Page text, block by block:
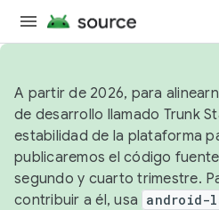
A partir de 2026, para
de desarrollo llamado Trunk
estabilidad de la plataforma
publicaremos el código fuente
segundo y cuarto trimestre.
contribuir a él, usa android-